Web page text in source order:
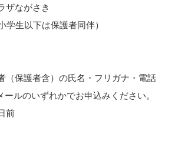
ザながさき
学生以下は保護者同伴）
（保護者含）の氏名・フリガナ・電話
ルのいずれかでお申込みください。
前